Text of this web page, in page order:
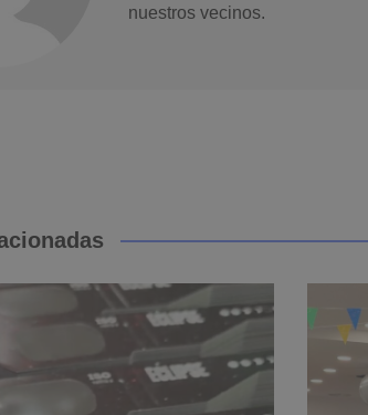
nuestros vecinos.